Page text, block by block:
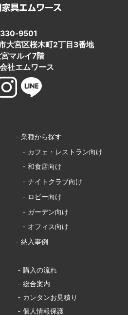
330-9501
大宮区桜木町2丁目3番地
マルイ7階
社エムワース
- 業種から探す
- カフェ・レストラン向け
- 和食店向け
- ナイトクラブ向け
- ロビー向け
- ガーデン向け
- オフィス向け
- 納入事例
- 購入の流れ
- 総合案内
- カンタンお見積り
- 個人情報保護